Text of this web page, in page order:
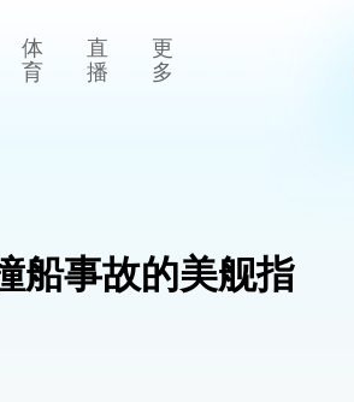
体
育
直
播
更
多
船事故的美舰指